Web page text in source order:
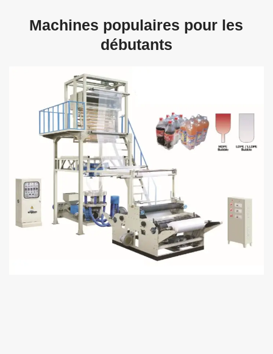
Machines populaires pour les
débutants